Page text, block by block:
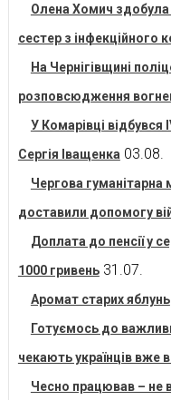
Олена Хомич здобула
сестер з інфекційного
На Чернігівщині
розповсюдження
У Комарівці відбувся
Сергія Іващенка 03.08.
Чергова гуманітарна
доставили допомогу
Доплата до пенсії у
1000 гривень 31.07.
Аромат старих яблунь
Готуємось до
чекають українців вже
Чесно працював – не